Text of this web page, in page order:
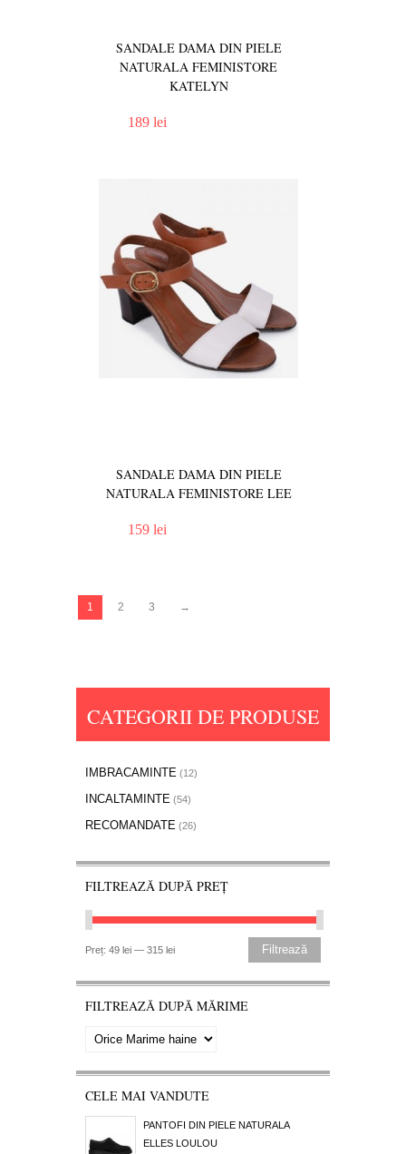
SANDALE DAMA DIN PIELE
NATURALA FEMINISTORE
KATELYN
189 lei
SANDALE DAMA DIN PIELE
NATURALA FEMINISTORE LEE
159 lei
1 2 3 →
CATEGORII DE PRODUSE
IMBRACAMINTE (12)
INCALTAMINTE (54)
RECOMANDATE (26)
FILTREAZĂ DUPĂ PREȚ
Filtrează
Preț: 49 lei — 315 lei
FILTREAZĂ DUPĂ MĂRIME
CELE MAI VANDUTE
PANTOFI DIN PIELE NATURALA
ELLES LOULOU